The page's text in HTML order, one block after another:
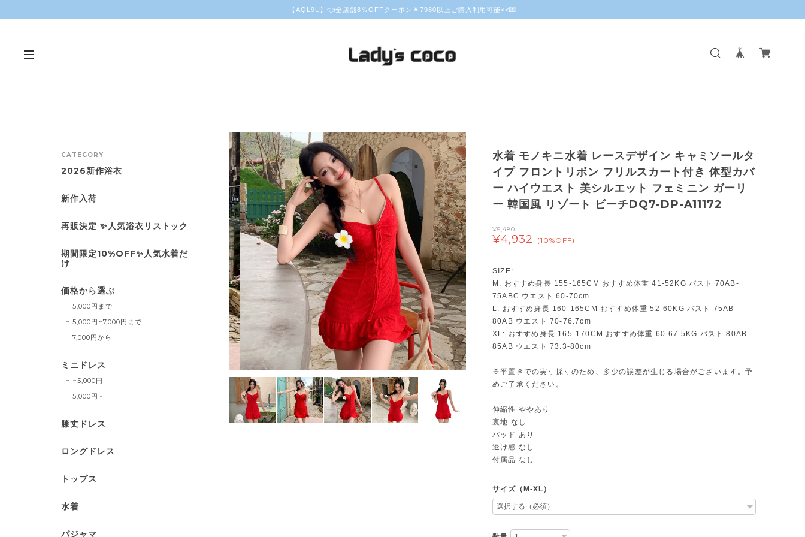
【AQL9U】👈全店舗8％OFFクーポン￥7980以上ご購入利用可能<<💌
水着 モノキニ水着 レースデザイン キャミソールタ
イプ フロントリボン フリルスカート付き 体型カバ
ー ハイウエスト 美シルエット フェミニン ガーリ
ー 韓国風 リゾート ビーチDQ7-DP-A11172
¥5,480
¥4,932 (10%OFF)
SIZE:
M: おすすめ身長 155-165CM おすすめ体重 41-52KG バスト 70AB-
75ABC ウエスト 60-70cm
L: おすすめ身長 160-165CM おすすめ体重 52-60KG バスト 75AB-
80AB ウエスト 70-76.7cm
XL: おすすめ身長 165-170CM おすすめ体重 60-67.5KG バスト 80AB-
85AB ウエスト 73.3-80cm
※平置きでの実寸採寸のため、多少の誤差が生じる場合がございます。予
めご了承ください。
伸縮性 ややあり
裏地 なし
パッド あり
透け感 なし
付属品 なし
サイズ（M-XL）
CATEGORY
2026新作浴衣
新作入荷
再販決定 ✨人気浴衣リストック
期間限定10%OFF✨人気水着だ
け
価格から選ぶ
5,000円まで
5,000円~7,000円まで
7,000円から
ミニドレス
~5,000円
5,000円~
膝丈ドレス
ロングドレス
トップス
水着
パジャマ